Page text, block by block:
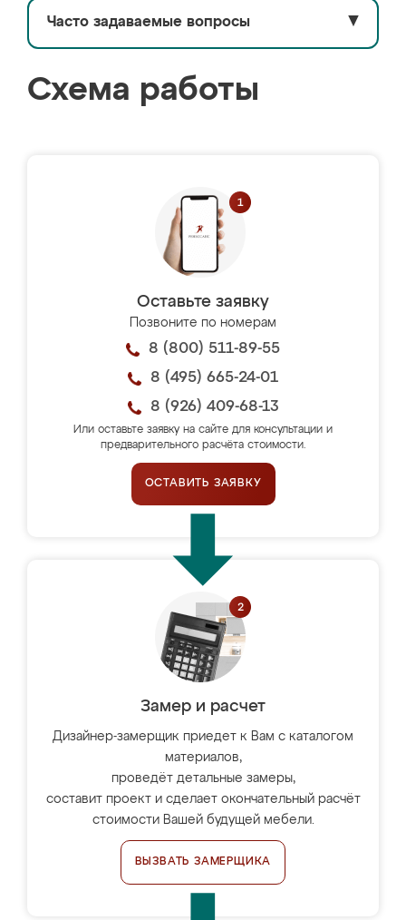
Часто задаваемые вопросы ▼
Схема работы
Оставьте заявку
Позвоните по номерам
8 (800) 511-89-55
8 (495) 665-24-01
8 (926) 409-68-13
Или оставьте заявку на сайте для консультации и
предварительного расчёта стоимости.
ОСТАВИТЬ ЗАЯВКУ
Замер и расчет
Дизайнер-замерщик приедет к Вам с каталогом
материалов,
проведёт детальные замеры,
составит проект и сделает окончательный расчёт
стоимости Вашей будущей мебели.
ВЫЗВАТЬ ЗАМЕРЩИКА